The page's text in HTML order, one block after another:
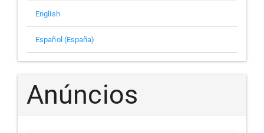
English
Español (España)
Anúncios